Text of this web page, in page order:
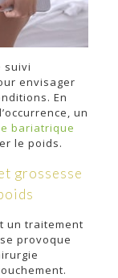
suivi
envisager
En
un
bariatrique
le poids.
grossesse
un traitement
provoque